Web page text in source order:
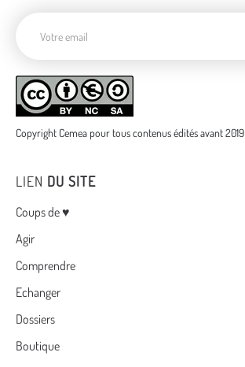
Copyright Cemea pour tous contenus édités avant 2019
LIEN DU SITE
Menu
Coups de ♥
Agir
Comprendre
Echanger
Dossiers
Boutique